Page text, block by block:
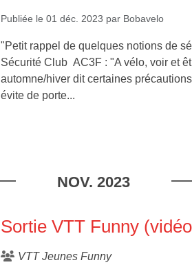
Publiée le01 déc. 2023 par Bobavelo
"Petit rappel de quelques notions de
Sécurité Club AC3F : "A vélo, voir et
automne/hiver dit certaines
évite de porte...
NOV. 2023
Sortie VTT Funny
VTT Jeunes Funny